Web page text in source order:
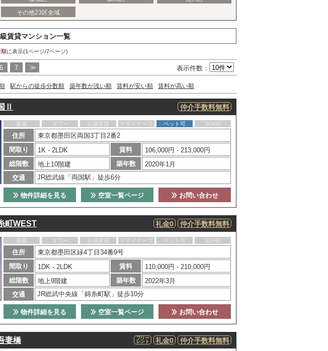
その他23区全域
賃貸マンション一覧
順に表示(1ページ/7ページ)
6 7 >> 表示件数：
駅からの徒歩分数順 築年数が浅い順 賃料が安い順 賃料が高い順
Ⅱ 仲介手数料無料
新築 タワー 分譲賃貸 デザイナーズ ペット可 SOHO
住所
東京都墨田区両国3丁目2番2
間取り
1K - 2LDK 賃料
106,000円 - 213,000円
総階数
地上10階建 築年数
2020年1月
交通
JR総武線「両国駅」徒歩6分
お問い合わせ
空室一覧ページ
物件詳細を見る
町WEST 仲介手数料無料
礼金0
新築 タワー 分譲賃貸 デザイナーズ ペット可 SOHO
住所
東京都墨田区緑4丁目34番9号
間取り
1DK - 2LDK 賃料
110,000円 - 210,000円
総階数
地上9階建 築年数
2022年3月
交通
JR総武中央線「錦糸町駅」徒歩10分
お問い合わせ
空室一覧ページ
物件詳細を見る
妻橋 仲介手数料無料
礼金0
フリー
レント